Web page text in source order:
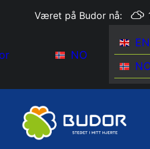
Været på Budor nå:
NO
EN